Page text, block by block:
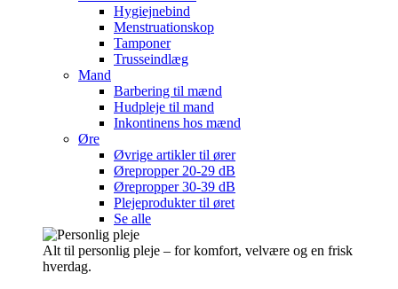
Hygiejnebind
Menstruationskop
Tamponer
Trusseindlæg
Mand
Barbering til mænd
Hudpleje til mand
Inkontinens hos mænd
Øre
Øvrige artikler til ører
Ørepropper 20-29 dB
Ørepropper 30-39 dB
Plejeprodukter til øret
Se alle
Alt til personlig pleje – for komfort, velvære og en frisk
hverdag.